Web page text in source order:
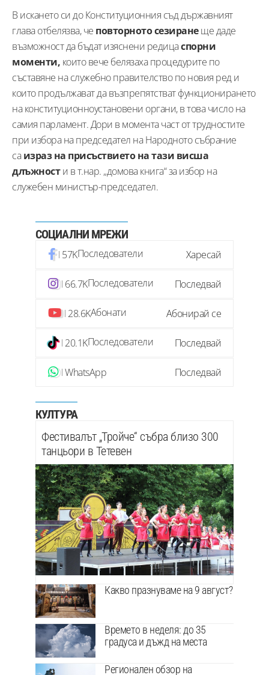
В искането си до Конституционния съд държавният
глава отбелязва, че повторното сезиранеще даде
възможност да бъдат изяснени редицаспорни
моменти, които вече белязаха процедурите по
съставяне на служебно правителство по новия ред и
които продължават да възпрепятстват функционирането
на конституционноустановени органи, в това число на
самия парламент. Дори в момента част от трудностите
при избора на председател на Народното събрание
саизраз на присъствието на тази висша
длъжности в т.нар. „домова книга“ за избор на
служебен министър-председател.
СОЦИАЛНИ МРЕЖИ
57KПоследователи Харесай
66.7KПоследователи Последвай
28.6KАбонати Абонирай се
20.1KПоследователи Последвай
WhatsApp Последвай
КУЛТУРА
Фестивалът „Тройче“ събра близо 300
танцьори в Тетевен
Какво празнуваме на 9 август?
Времето в неделя: до 35
градуса и дъжд на места
Регионален обзор на